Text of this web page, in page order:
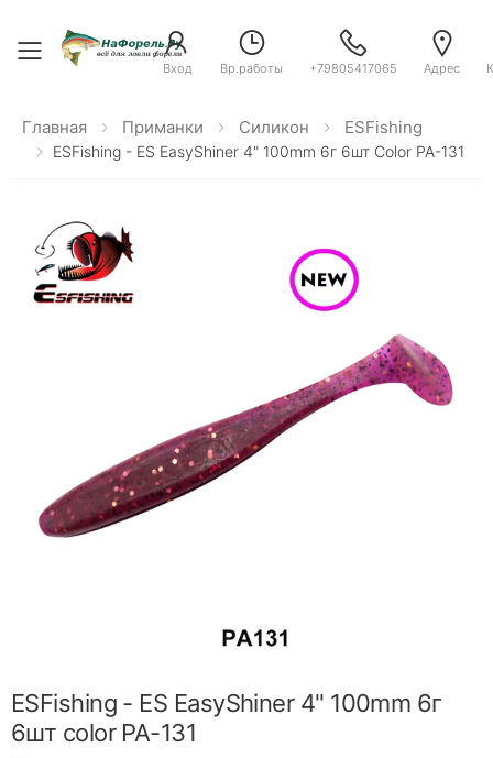
Toggle menu
Вход Вр.работы +79805417065 Адрес
Главная Приманки Силикон ESFishing
ESFishing - ES EasyShiner 4" 100mm 6г 6шт Color PA-131
ESFishing - ES EasyShiner 4" 100mm 6г
6шт color PA-131